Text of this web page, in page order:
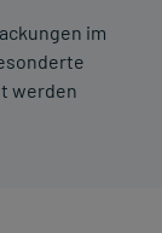
im
werden